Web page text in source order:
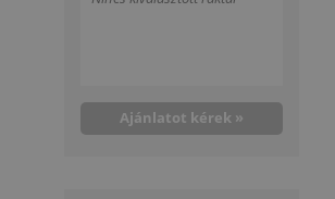
Ajánlatot kérek »